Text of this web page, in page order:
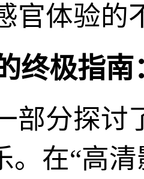
官体验的
终极指
部分探讨
。在“高